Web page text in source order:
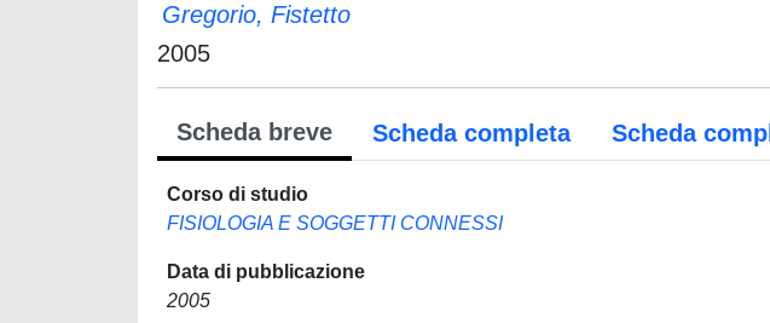
Gregorio, Fistetto
2005
Scheda breve Scheda completa Scheda
Corso di studio
FISIOLOGIA E SOGGETTI CONNESSI
Data di pubblicazione
2005